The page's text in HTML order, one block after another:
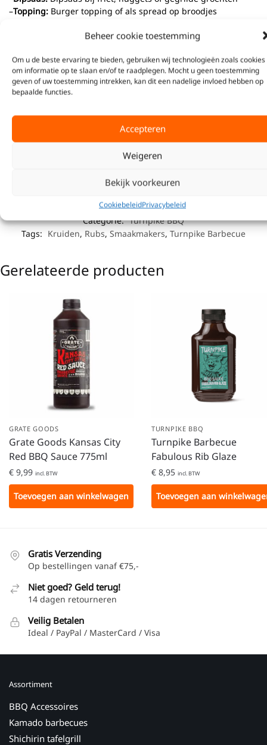
Beheer cookie toestemming
Om u de beste ervaring te bieden, gebruiken wij technologieën zoals cookies
om informatie op te slaan en/of te raadplegen. Mocht u geen toestemming
geven of uw toestemming intrekken, kan dit een nadelige invloed hebben op
bepaalde functies.
Accepteren
Weigeren
Bekijk voorkeuren
CookiebeleidPrivacybeleid
–Topping: Burger topping of als spread op broodjes
Extra smaakmaker:Als extra smaakmaker in stoofschotels of
Ingrediënten:
chilipeper, ciderazijn, zout, kruiden/specerijen, gemodificeerd
maïszetmeel, aroma, voedingszuur E270, E325,
conserveermiddel E202, E211
SKU: 6096033096077
Categorie: Turnpike BBQ
Tags: Kruiden, Rubs, Smaakmakers, Turnpike Barbecue
Gerelateerde producten
GRATE GOODS
Grate Goods Kansas City
Red BBQ Sauce 775ml
€ 9,99 incl. BTW
Toevoegen aan winkelwagen
TURNPIKE BBQ
Turnpike Barbecue
Fabulous Rib Glaze
€ 8,95 incl. BTW
Toevoegen aan
Gratis Verzending
Op bestellingen vanaf €75,-
Niet goed? Geld terug!
14 dagen retourneren
Veilig Betalen
Ideal / PayPal / MasterCard / Visa
Assortiment
BBQ Accessoires
Kamado barbecues
Shichirin tafelgrill